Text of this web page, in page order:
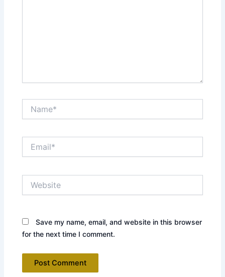
Save my name, email, and website in this browser
for the next time I comment.